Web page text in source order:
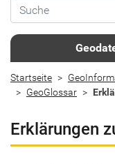
Startseite
GeoGlossar
Erklärungen